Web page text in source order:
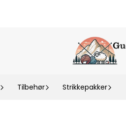
Tilbehør Strikkepakker